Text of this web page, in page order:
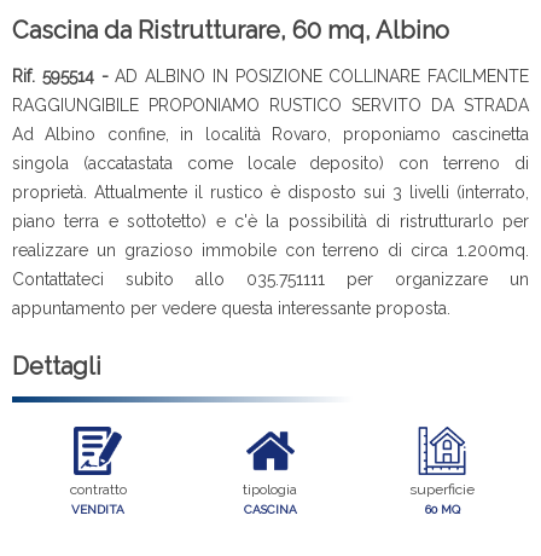
Cascina da Ristrutturare, 60 mq, Albino
Rif. 595514 -AD ALBINO IN POSIZIONE COLLINARE FACILMENTE
RAGGIUNGIBILE PROPONIAMO RUSTICO SERVITO DA STRADA
Ad Albino confine, in località Rovaro, proponiamo cascinetta
singola (accatastata come locale deposito) con terreno di
proprietà. Attualmente il rustico è disposto sui 3 livelli (interrato,
piano terra e sottotetto) e c'è la possibilità di ristrutturarlo per
realizzare un grazioso immobile con terreno di circa 1.200mq.
Contattateci subito allo 035.751111 per organizzare un
appuntamento per vedere questa interessante proposta.
Dettagli
contratto
VENDITA
tipologia
CASCINA
superficie
60 MQ